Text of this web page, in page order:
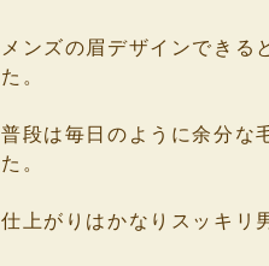
メンズの眉デザインできる
た。
普段は毎日のように余分な
た。
仕上がりはかなりスッキリ